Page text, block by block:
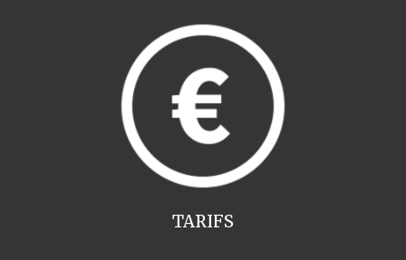
TARIFS